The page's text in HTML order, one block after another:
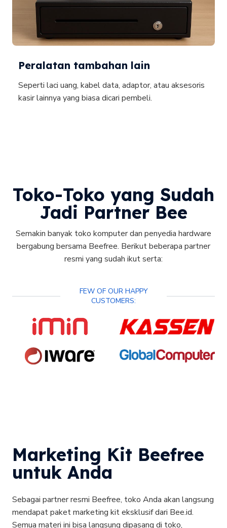
Peralatan tambahan lain
Seperti laci uang, kabel data, adaptor, atau aksesoris
kasir lainnya yang biasa dicari pembeli.
Toko-Toko yang Sudah
Jadi Partner Bee
Semakin banyak toko komputer dan penyedia hardware
bergabung bersama Beefree. Berikut beberapa partner
resmi yang sudah ikut serta:
FEW OF OUR HAPPY
CUSTOMERS:
Marketing Kit Beefree
untuk Anda
Sebagai partner resmi Beefree, toko Anda akan langsung
mendapat paket marketing kit eksklusif dari Bee.id.
Semua materi ini bisa langsung dipasang di toko,